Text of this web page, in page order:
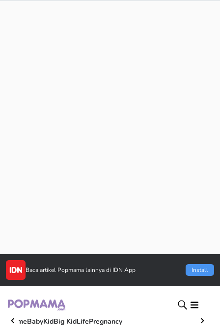
Baca artikel Popmama lainnya di IDN App Install
HomeBabyKidBig KidLifePregnancy